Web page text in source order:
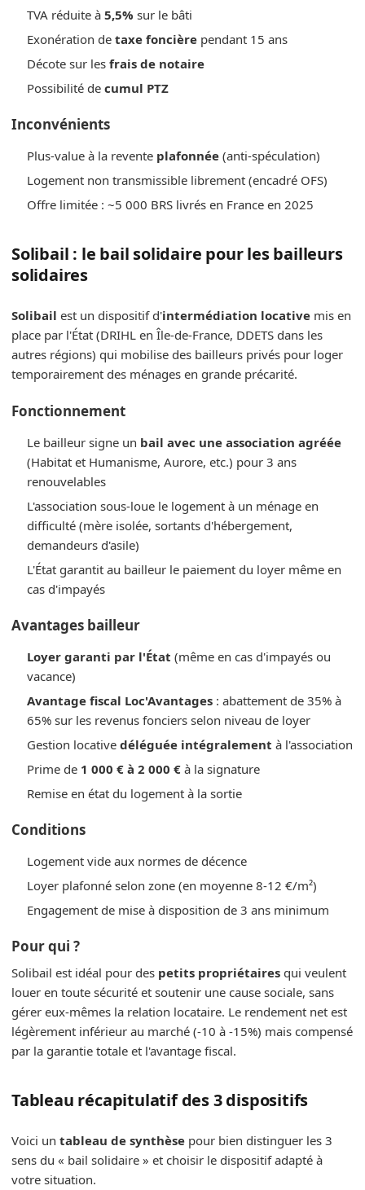
TVA réduite à 5,5% sur le bâti
Exonération de taxe foncièrependant 15 ans
Décote sur les frais de notaire
Possibilité de cumul PTZ
Inconvénients
Plus-value à la revente plafonnée(anti-spéculation)
Logement non transmissible librement (encadré OFS)
Offre limitée : ~5 000 BRS livrés en France en 2025
Solibail : le bail solidaire pour les bailleurs
solidaires
Solibail est un dispositif d'intermédiation locative mis en
place par l'État (DRIHL en Île-de-France, DDETS dans les
autres régions) qui mobilise des bailleurs privés pour loger
temporairement des ménages en grande précarité.
Fonctionnement
Le bailleur signe un bail avec une association agréée
(Habitat et Humanisme, Aurore, etc.) pour 3 ans
renouvelables
L'association sous-loue le logement à un ménage en
difficulté (mère isolée, sortants d'hébergement,
demandeurs d'asile)
L'État garantit au bailleur le paiement du loyer même en
cas d'impayés
Avantages bailleur
Loyer garanti par l'État (même en cas d'impayés ou
vacance)
Avantage fiscal Loc'Avantages: abattement de 35% à
65% sur les revenus fonciers selon niveau de loyer
Gestion locative déléguée intégralement à l'association
Prime de 1 000 € à 2 000 €à la signature
Remise en état du logement à la sortie
Conditions
Logement vide aux normes de décence
Loyer plafonné selon zone (en moyenne 8-12 €/m²)
Engagement de mise à disposition de 3 ans minimum
Pour qui ?
Solibail est idéal pour des petits propriétaires qui veulent
louer en toute sécurité et soutenir une cause sociale, sans
gérer eux-mêmes la relation locataire. Le rendement net est
légèrement inférieur au marché (-10 à -15%) mais compensé
par la garantie totale et l'avantage fiscal.
Tableau récapitulatif des 3 dispositifs
Voici un tableau de synthèse pour bien distinguer les 3
sens du « bail solidaire » et choisir le dispositif adapté à
votre situation.